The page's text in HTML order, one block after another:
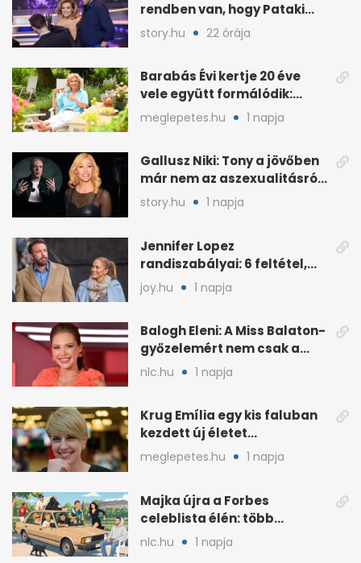
rendben van, hogy Pataki
Ádám más nőért rajong
story.hu 22 órája
Barabás Évi kertje 20 éve
vele együtt formálódik:
„Szimbiózisban élünk”
meglepetes.hu 1 napja
Gallusz Niki: Tony a jövőben
már nem az aszexualitásról
ír dalt
story.hu 1 napja
Jennifer Lopez
randiszabályai: 6 feltétel,
amit a párjától elvár
joy.hu 1 napja
Balogh Eleni: A Miss Balaton-
győzelemért nem csak a
külseje számított
nlc.hu 1 napja
Krug Emília egy kis faluban
kezdett új életet
szakemberrel
meglepetes.hu 1 napja
Majka újra a Forbes
celeblista élén: több
váratlan név az
élmezőnyben
nlc.hu 1 napja